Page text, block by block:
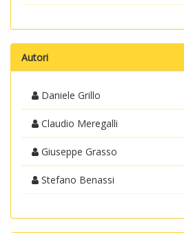
Autori
Daniele Grillo
Claudio Meregalli
Giuseppe Grasso
Stefano Benassi